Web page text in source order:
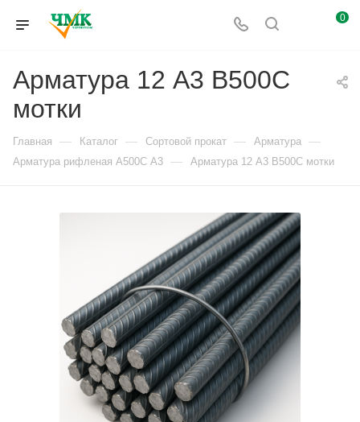
0
Арматура 12 А3 В500С
мотки
Главная — Каталог — Сортовой прокат — Арматура —
Арматура рифленая А500С А3 — Арматура 12 А3 В500С мотки